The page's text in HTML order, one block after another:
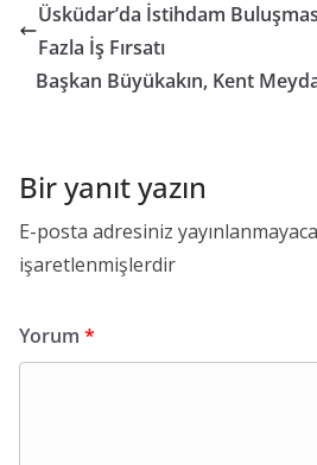
Üsküdar’da İstihdam
Fazla İş Fırsatı
Başkan Büyükakın, Kent
Bir yanıt yazın
E-posta adresiniz
işaretlenmişlerdir
Yorum *